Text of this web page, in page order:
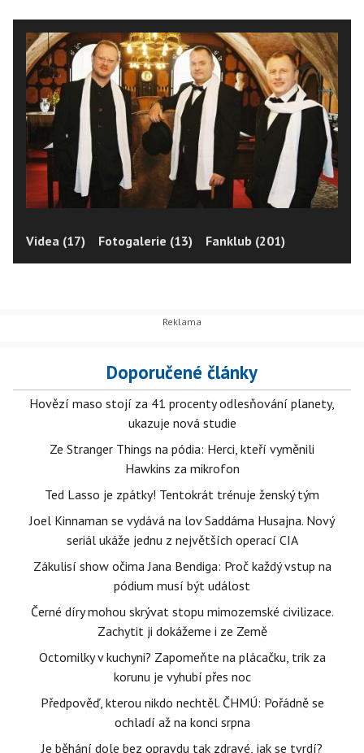
Videa (17) Fotogalerie (13) Fanklub (201)
Doporučené články
Hovězí maso stojí za 41 procenty odlesňování planety,
ukazuje nová studie
Ze Stranger Things na pódia: Herci, kteří vyměnili
Hawkins za mikrofon
Ted Lasso je zpátky! Tentokrát trénuje ženský tým
Joel Kinnaman se vydává na lov Saddáma Husajna. Nový
seriál ukáže jednu z největších operací CIA
Zákulisí show očima Jana Bendiga: Proč každý vstup na
pódium musí být událost
Černé díry mohou skrývat stopu mimozemské civilizace.
Zachytit ji dokážeme i ze Země
Octomilky v kuchyni? Zapomeňte na plácačku, trik za
korunu je vyhubí přes noc
Předpověď, kterou nikdo nechtěl. ČHMÚ: Pořádně se
ochladí až na konci srpna
Je běhání dole bez opravdu tak zdravé, jak se tvrdí?